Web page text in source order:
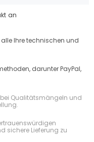
an
Ihre technischen und
darunter PayPal,
bei Qualitätsmängeln und
sichere Lieferung zu